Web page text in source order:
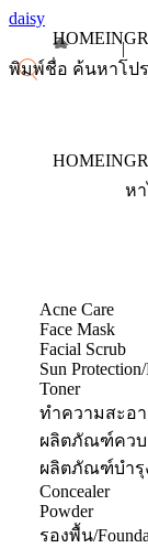
daisy
HOME
HOME
ห
Acne Care
Face Mask
Facial Scrub
Sun
Toner
ทำความสะอา
ผลิตภัณฑ์คว
ผลิตภัณฑ์บำรุ
Concealer
Powder
รองพื้น/